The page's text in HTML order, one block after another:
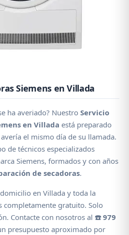
Siemens en Villada
ha averiado? Nuestro Servicio
en Villada está preparado
el mismo día de su llamada.
de técnicos especializados
Siemens, formados y con años
de secadoras.
en Villada y toda la
completamente gratuito. Solo
Contacte con nosotros al ☎️ 979
presupuesto aproximado por